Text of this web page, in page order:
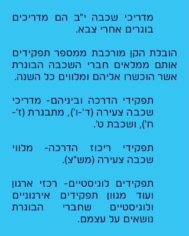
מדריכי שכבה י"ב הם מדריכים
בוגרים אחרי צבא.
הובלת הקן מורכבת ממספר תפקידים
אותם ממלאים חברי השכבה הבוגרת
אשר הוכשרו אליהם ומלווים כל השנה.
תפקידי הדרכה וביניהם- מדריכי
שכבה צעירה (ד'-ו'), מתבגרת (ז'-
ח'), ושכבת ט'.
תפקידי ריכוז הדרכה- מלווי
שכבה צעירה (מש"צ).
תפקידים לוגיסטיים- רכזי ארגון
ועוד מגוון תפקידים אירגוניים
ולוגיסטיים שחברי הבוגרת
נושאים על עצמם.